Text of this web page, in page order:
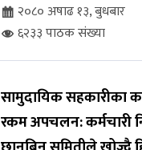
२०८० अषाढ १३, बुधबार
६२३३ पाठक संख्या
सामुदायिक सहकारीका
रकम अपचलन: कर्मचारी